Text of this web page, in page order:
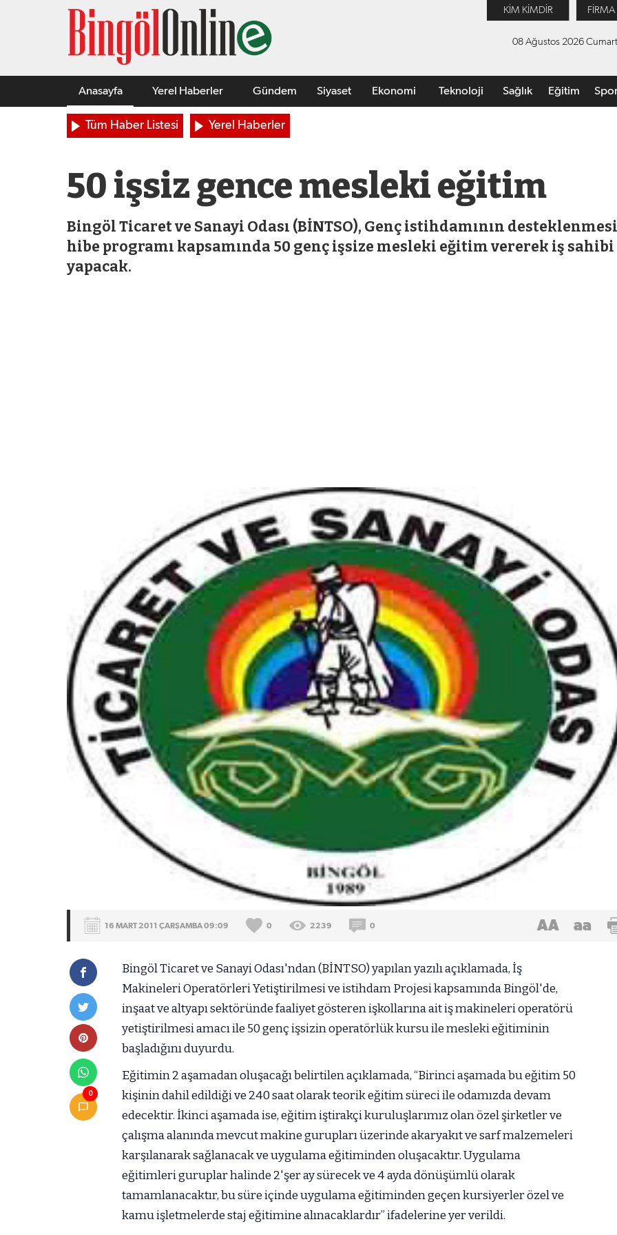
KİM KİMDİR FİRMA
08 Ağustos 2026
Anasayfa Yerel Haberler Gündem Siyaset Ekonomi Teknoloji Sağlık Eğitim
Tüm Haber Listesi Yerel Haberler
50 işsiz gence mesleki eğitim
Bingöl Ticaret ve Sanayi Odası (BİNTSO), Genç istihdamının desteklenmesi
hibe programı kapsamında 50 genç işsize mesleki eğitim vererek iş sahibi
yapacak.
16 MART 2011 ÇARŞAMBA 09:09 0 2239 0 AA aa
0
Bingöl Ticaret ve Sanayi Odası'ndan (BİNTSO) yapılan yazılı açıklamada, İş
Makineleri Operatörleri Yetiştirilmesi ve istihdam Projesi kapsamında Bingöl'de,
inşaat ve altyapı sektöründe faaliyet gösteren işkollarına ait iş makineleri operatörü
yetiştirilmesi amacı ile 50 genç işsizin operatörlük kursu ile mesleki eğitiminin
başladığını duyurdu.
Eğitimin 2 aşamadan oluşacağı belirtilen açıklamada, “Birinci aşamada bu eğitim 50
kişinin dahil edildiği ve 240 saat olarak teorik eğitim süreci ile odamızda devam
edecektir. İkinci aşamada ise, eğitim iştirakçi kuruluşlarımız olan özel şirketler ve
çalışma alanında mevcut makine gurupları üzerinde akaryakıt ve sarf malzemeleri
karşılanarak sağlanacak ve uygulama eğitiminden oluşacaktır. Uygulama
eğitimleri guruplar halinde 2'şer ay sürecek ve 4 ayda dönüşümlü olarak
tamamlanacaktır, bu süre içinde uygulama eğitiminden geçen kursiyerler özel ve
kamu işletmelerde staj eğitimine alınacaklardır” ifadelerine yer verildi.